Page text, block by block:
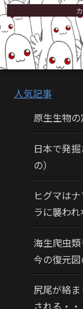
人気記事
原生生物
日本で発
の）
ヒグマは
ラに襲わ
海生爬虫
今の復元
尻尾が絡